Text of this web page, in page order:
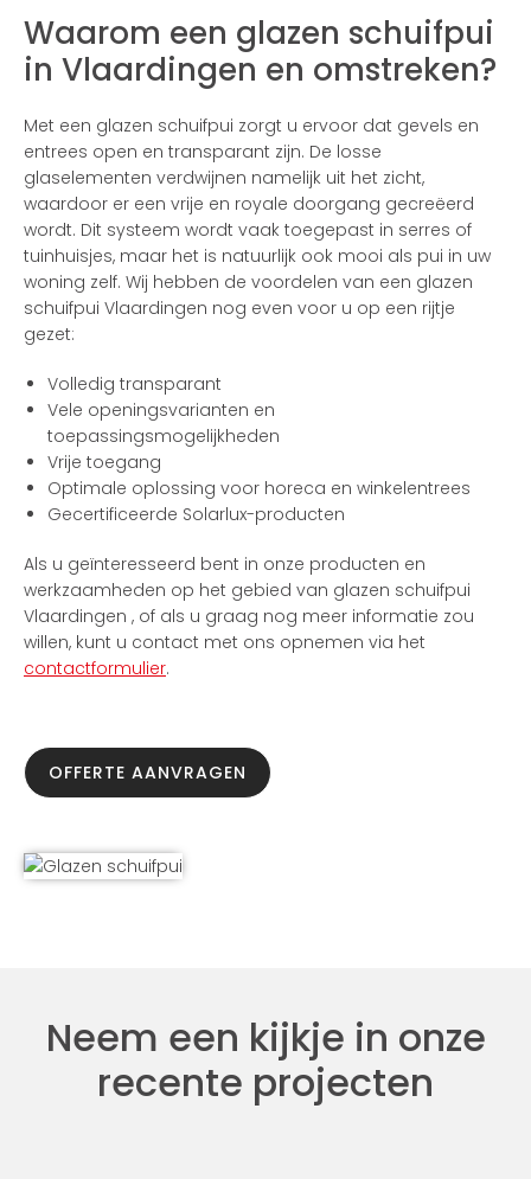
Waarom een glazen schuifpui
in Vlaardingen en omstreken?
Met een glazen schuifpui zorgt u ervoor dat gevels en
entrees open en transparant zijn. De losse
glaselementen verdwijnen namelijk uit het zicht,
waardoor er een vrije en royale doorgang gecreëerd
wordt. Dit systeem wordt vaak toegepast in serres of
tuinhuisjes, maar het is natuurlijk ook mooi als pui in uw
woning zelf. Wij hebben de voordelen van een glazen
schuifpui Vlaardingen nog even voor u op een rijtje
gezet:
Volledig transparant
Vele openingsvarianten en
toepassingsmogelijkheden
Vrije toegang
Optimale oplossing voor horeca en winkelentrees
Gecertificeerde Solarlux-producten
Als u geïnteresseerd bent in onze producten en
werkzaamheden op het gebied van glazen schuifpui
Vlaardingen , of als u graag nog meer informatie zou
willen, kunt u contact met ons opnemen via het
contactformulier.
OFFERTE AANVRAGEN
Neem een kijkje in onze
recente projecten